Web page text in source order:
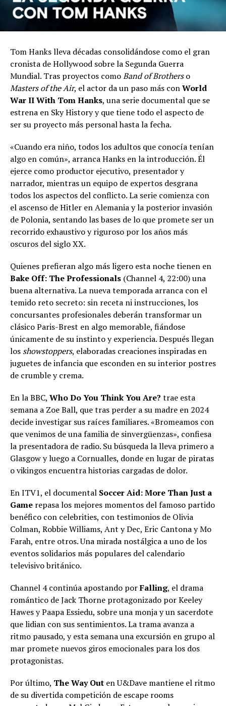
Tom Hanks lleva décadas consolidándose como el gran
cronista de Hollywood sobre la Segunda Guerra
Mundial. Tras proyectos comoBand of Brotherso
Masters of the Air, el actor da un paso más conWorld
War II With Tom Hanks, una serie documental que se
estrena en Sky History y que tiene todo el aspecto de
ser su proyecto más personal hasta la fecha.
«Cuando era niño, todos los adultos que conocía tenían
algo en común», arranca Hanks en la introducción. Él
ejerce como productor ejecutivo, presentador y
narrador, mientras un equipo de expertos desgrana
todos los aspectos del conflicto. La serie comienza con
el ascenso de Hitler en Alemania y la posterior invasión
de Polonia, sentando las bases de lo que promete ser un
recorrido exhaustivo y riguroso por los años más
oscuros del siglo XX.
Quienes prefieran algo más ligero esta noche tienen en
Bake Off: The Professionals (Channel 4, 22:00) una
buena alternativa. La nueva temporada arranca con el
temido reto secreto: sin receta ni instrucciones, los
concursantes profesionales deberán transformar un
clásico Paris-Brest en algo memorable, fiándose
únicamente de su instinto y experiencia. Después llegan
los showstoppers, elaboradas creaciones inspiradas en
juguetes de infancia que esconden en su interior postres
de crumble y crema.
En la BBC, Who Do You Think You Are? trae esta
semana a Zoe Ball, que tras perder a su madre en 2024
decide investigar sus raíces familiares. «Bromeamos con
que venimos de una familia de sinvergüenzas», confiesa
la presentadora de radio. Su búsqueda la lleva primero a
Glasgow y luego a Cornualles, donde en lugar de piratas
o vikingos encuentra historias cargadas de dolor.
En ITV1, el documental Soccer Aid: More Than Just a
Game repasa los mejores momentos del famoso partido
benéfico con celebrities, con testimonios de Olivia
Colman, Robbie Williams, Ant y Dec, Eric Cantona y Mo
Farah, entre otros. Una mirada nostálgica a uno de los
eventos solidarios más populares del calendario
televisivo británico.
Channel 4 continúa apostando porFalling, el drama
romántico de Jack Thorne protagonizado por Keeley
Hawes y Paapa Essiedu, sobre una monja y un sacerdote
que lidian con sus sentimientos. La trama avanza a
ritmo pausado, y esta semana una excursión en grupo al
mar promete nuevos giros emocionales para los dos
protagonistas.
Por último, The Way Out en U&Dave mantiene el ritmo
de su divertida competición de escape rooms